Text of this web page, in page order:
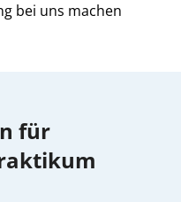
bei uns machen
für